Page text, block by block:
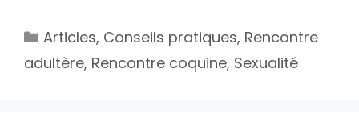
Catégories
Articles, Conseils pratiques, Rencontre
adultère, Rencontre coquine, Sexualité